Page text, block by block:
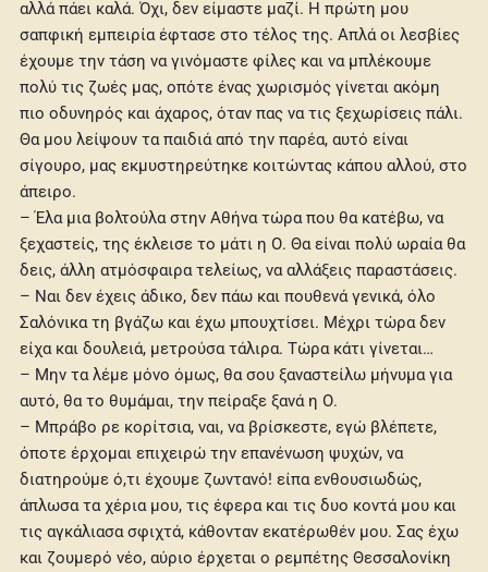
αλλά πάει καλά. Όχι, δεν είμαστε μαζί. Η πρώτη μου
σαπφική εμπειρία έφτασε στο τέλος της. Απλά οι λεσβίες
έχουμε την τάση να γινόμαστε φίλες και να μπλέκουμε
πολύ τις ζωές μας, οπότε ένας χωρισμός γίνεται ακόμη
πιο οδυνηρός και άχαρος, όταν πας να τις ξεχωρίσεις πάλι.
Θα μου λείψουν τα παιδιά από την παρέα, αυτό είναι
σίγουρο, μας εκμυστηρεύτηκε κοιτώντας κάπου αλλού, στο
άπειρο.
– Έλα μια βολτούλα στην Αθήνα τώρα που θα κατέβω, να
ξεχαστείς, της έκλεισε το μάτι η Ο. Θα είναι πολύ ωραία θα
δεις, άλλη ατμόσφαιρα τελείως, να αλλάξεις παραστάσεις.
– Ναι δεν έχεις άδικο, δεν πάω και πουθενά γενικά, όλο
Σαλόνικα τη βγάζω και έχω μπουχτίσει. Μέχρι τώρα δεν
είχα και δουλειά, μετρούσα τάλιρα. Τώρα κάτι γίνεται…
– Μην τα λέμε μόνο όμως, θα σου ξαναστείλω μήνυμα για
αυτό, θα το θυμάμαι, την πείραξε ξανά η Ο.
– Μπράβο ρε κορίτσια, ναι, να βρίσκεστε, εγώ βλέπετε,
όποτε έρχομαι επιχειρώ την επανένωση ψυχών, να
διατηρούμε ό,τι έχουμε ζωντανό! είπα ενθουσιωδώς,
άπλωσα τα χέρια μου, τις έφερα και τις δυο κοντά μου και
τις αγκάλιασα σφιχτά, κάθονταν εκατέρωθέν μου. Σας έχω
και ζουμερό νέο, αύριο έρχεται ο ρεμπέτης Θεσσαλονίκη